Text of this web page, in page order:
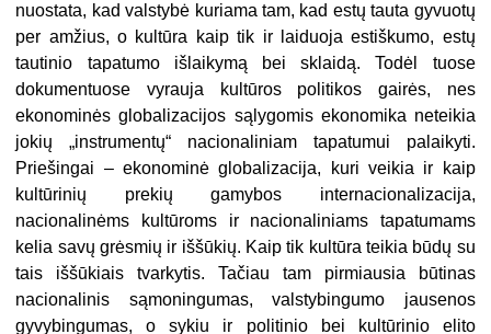
nuostata, kad valstybė kuriama tam, kad estų tauta gyvuotų
per amžius, o kultūra kaip tik ir laiduoja estiškumo, estų
tautinio tapatumo išlaikymą bei sklaidą. Todėl tuose
dokumentuose vyrauja kultūros politikos gairės, nes
ekonominės globalizacijos sąlygomis ekonomika neteikia
jokių „instrumentų“ nacionaliniam tapatumui palaikyti.
Priešingai – ekonominė globalizacija, kuri veikia ir kaip
kultūrinių prekių gamybos internacionalizacija,
nacionalinėms kultūroms ir nacionaliniams tapatumams
kelia savų grėsmių ir iššūkių. Kaip tik kultūra teikia būdų su
tais iššūkiais tvarkytis. Tačiau tam pirmiausia būtinas
nacionalinis sąmoningumas, valstybingumo jausenos
gyvybingumas, o sykiu ir politinio bei kultūrinio elito